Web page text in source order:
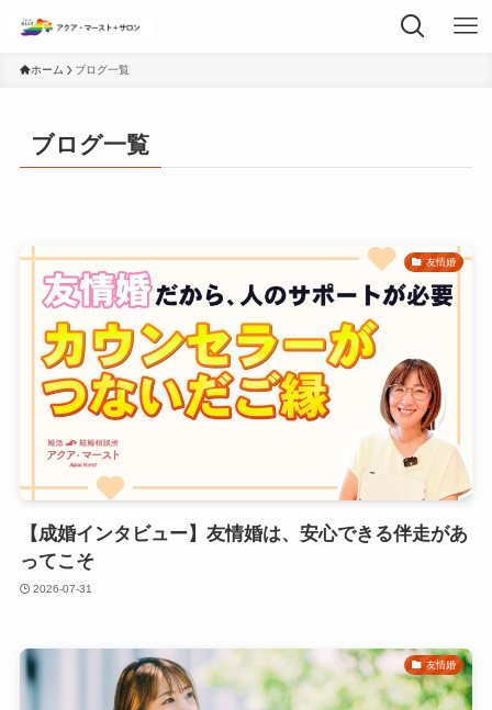
ホーム ブログ一覧
ブログ一覧
友情婚
【成婚インタビュー】友情婚は、安心できる伴走があ
ってこそ
2026-07-31
友情婚